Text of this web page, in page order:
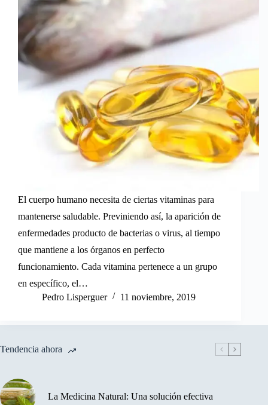
El cuerpo humano necesita de ciertas vitaminas para
mantenerse saludable. Previniendo así, la aparición de
enfermedades producto de bacterias o virus, al tiempo
que mantiene a los órganos en perfecto
funcionamiento. Cada vitamina pertenece a un grupo
en específico, el…
Pedro Lisperguer
11 noviembre, 2019
Tendencia ahora
La Medicina Natural: Una solución efectiva